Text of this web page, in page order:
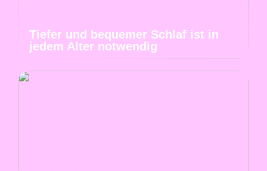
Tiefer und bequemer Schlaf ist in
jedem Alter notwendig